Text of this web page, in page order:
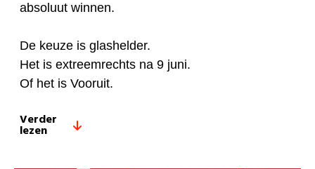
absoluut winnen.
De keuze is glashelder.
Het is extreemrechts na 9 juni.
Of het is Vooruit.
Verder
lezen